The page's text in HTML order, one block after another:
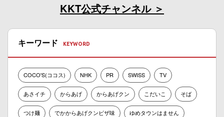
KKT公式チャンネル
キーワード
COCO'S(ココス) NHK PR SWISS TV
あさイチ からあげ からあげクン こだいこ そば
つけ麺 でかからあげクンピザ味 ゆめタウンはません